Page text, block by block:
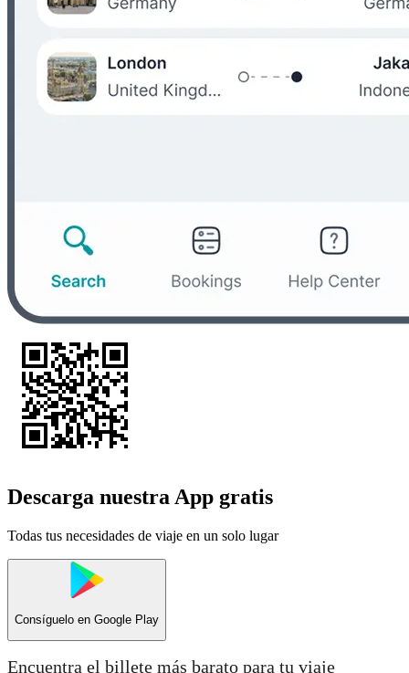
Descarga nuestra App gratis
Todas tus necesidades de viaje en un solo lugar
Consíguelo en Google Play
Encuentra el billete más barato para tu viaje